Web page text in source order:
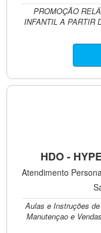
PROMOÇÃO
INFANTIL A PARTIR
HDO -
Atendimento
Aulas e Instruções
Manutençao e